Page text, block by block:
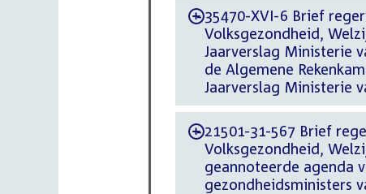
-35470-XVI-6 Brief
Volksgezondheid,
Jaarverslag Ministerie
de Algemene
Jaarverslag Ministerie
-21501-31-567 Brief
Volksgezondheid,
geannoteerde agenda
gezondheidsministers